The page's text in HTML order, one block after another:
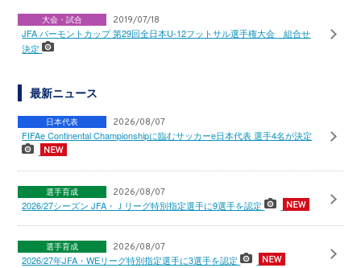
大会・試合 2019/07/18
JFA バーモントカップ 第29回全日本U-12フットサル選手権大会 組合せ
決定
最新ニュース
日本代表 2026/08/07
FIFAe Continental Championshipに臨むサッカーe日本代表 選手4名が決定
選手育成 2026/08/07
2026/27シーズン JFA・Ｊリーグ特別指定選手に9選手を認定
選手育成 2026/08/07
2026/27年JFA・WEリーグ特別指定選手に3選手を認定